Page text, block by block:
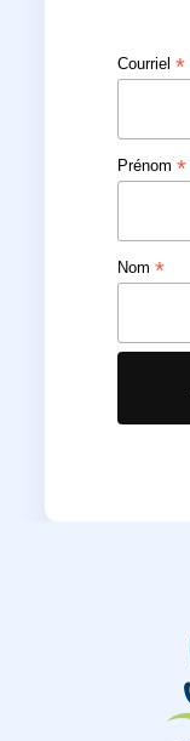
Courriel*
Prénom*
Nom*